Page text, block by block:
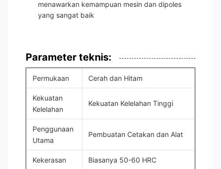
menawarkan kemampuan mesin dan dipoles
yang sangat baik
Parameter teknis:
Permukaan Cerah dan Hitam
Kekuatan
Kelelahan
Kekuatan Kelelahan Tinggi
Penggunaan
Utama
Pembuatan Cetakan dan Alat
Kekerasan Biasanya 50-60 HRC